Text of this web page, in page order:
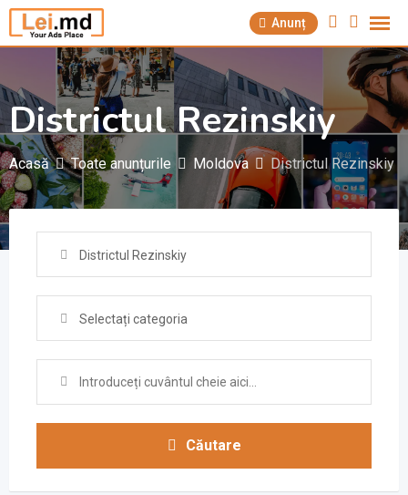
Săriți
la
Anunț
Districtul Rezinskiy
Acasă Toate anunțurile Moldova Districtul Rezinskiy
Districtul Rezinskiy
Selectați categoria
Căutare